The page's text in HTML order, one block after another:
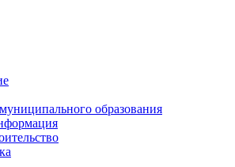
образования